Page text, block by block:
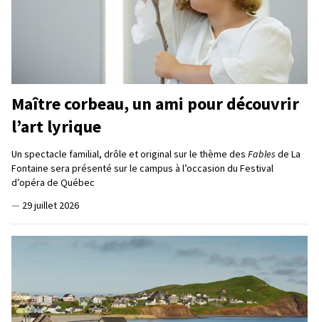
Maître corbeau, un ami pour découvrir
l’art lyrique
Un spectacle familial, drôle et original sur le thème des Fables de La
Fontaine sera présenté sur le campus à l’occasion du Festival
d’opéra de Québec
— 29 juillet 2026